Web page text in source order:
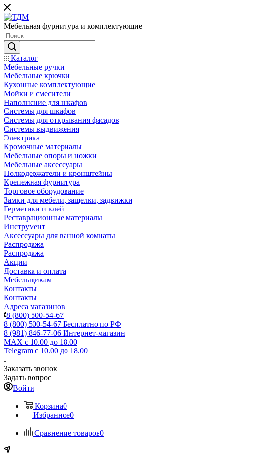
Мебельная фурнитура и комплектующие
Каталог
Мебельные ручки
Мебельные крючки
Кухонные комплектующие
Мойки и смесители
Наполнение для шкафов
Cистемы для шкафов
Системы для открывания фасадов
Системы выдвижения
Электрика
Кромочные материалы
Мебельные опоры и ножки
Мебельные аксессуары
Полкодержатели и кронштейны
Крепежная фурнитура
Торговое оборудование
Замки для мебели, защелки, задвижки
Герметики и клей
Реставрационные материалы
Инструмент
Аксессуары для ванной комнаты
Распродажа
Распродажа
Акции
Доставка и оплата
Мебельщикам
Контакты
Контакты
Адреса магазинов
8 (800) 500-54-67
8 (800) 500-54-67 Бесплатно по РФ
8 (981) 846-77-06 Интернет-магазин
MAX с 10.00 до 18.00
Telegram с 10.00 до 18.00
Заказать звонок
Задать вопрос
Войти
Корзина0
Избранное0
Сравнение товаров0